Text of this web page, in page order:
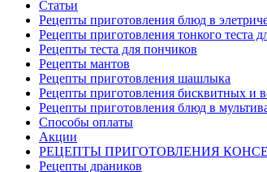
Статьи
Рецепты приготовления блюд в
Рецепты приготовления тонкого теста
Рецепты теста для пончиков
Рецепты мантов
Рецепты приготовления шашлыка
Рецепты приготовления бисквитных и
Рецепты приготовления блюд в
Способы оплаты
Акции
РЕЦЕПТЫ ПРИГОТОВЛЕНИЯ
Рецепты драников